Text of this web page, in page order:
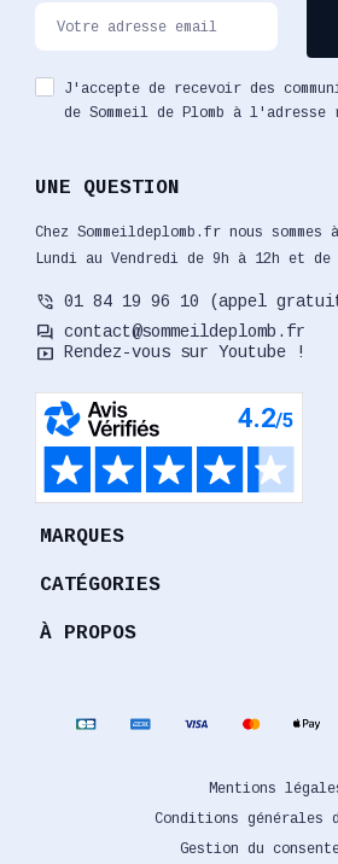
J'accepte de recevoir des
de Sommeil de Plomb à l'adresse
UNE QUESTION
Chez Sommeildeplomb.fr nous
Lundi au Vendredi de 9h à 12h et de
phone_in_talk 01 84 19 96 10 (appel
forum contact@sommeildeplomb.fr
smart_display Rendez-vous sur Youtube !
MARQUES
CATÉGORIES
À PROPOS
Mentions
Conditions générales
Gestion du